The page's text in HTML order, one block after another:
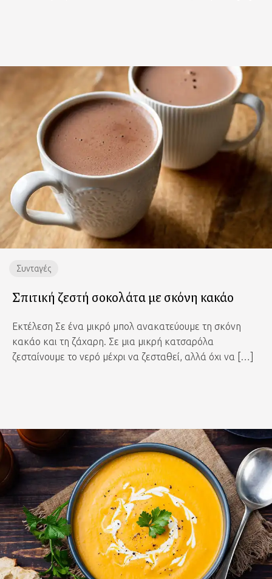
Συνταγές
Σπιτική ζεστή σοκολάτα με σκόνη κακάο
Εκτέλεση Σε ένα μικρό μπολ ανακατεύουμε τη σκόνη
κακάο και τη ζάχαρη. Σε μια μικρή κατσαρόλα
ζεσταίνουμε το νερό μέχρι να ζεσταθεί, αλλά όχι να […]